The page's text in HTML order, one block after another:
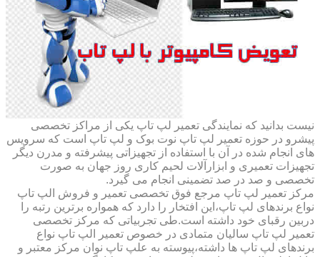
نیست بدانید که نمایندگی تعمیر لپ تاپ یکی از مراکز تخصصی
پیشرو در حوزه تعمیر لپ تاپ نوت بوک و لپ تاپ است که سرویس
های انجام شده در آن با استفاده از تجهیزاتی پیشرفته و مدرن دیگر
تجهیزات تعمیری و ابزارآلات لحیم کاری روز جهان به صورت
تخصصی و صد در صد تضمینی انجام می گیرد.
مرکز تعمیر لپ تاپ مرجع فوق تخصصی تعمیر و فروش الپ تاپ
نواع برندهای لپ تاپ،این افتخار را دارد که همواره برترین رتبه را
دربین رقبای خود داشته است.طی تجربیاتی که مرکز تخصصی
تعمیر لپ تاپ سالیان متمادی در خصوص تعمیر الپ تاپ نواع
برندهای لپ تاپ ها داشته،پیوسته به علپ تاپ نوان مرکز معتبر و